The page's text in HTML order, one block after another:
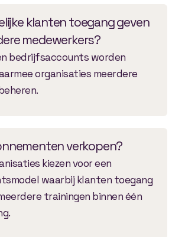
klanten toegang geven
medewerkers?
bedrijfsaccounts worden
organisaties meerdere
verkopen?
kiezen voor een
waarbij klanten toegang
trainingen binnen één